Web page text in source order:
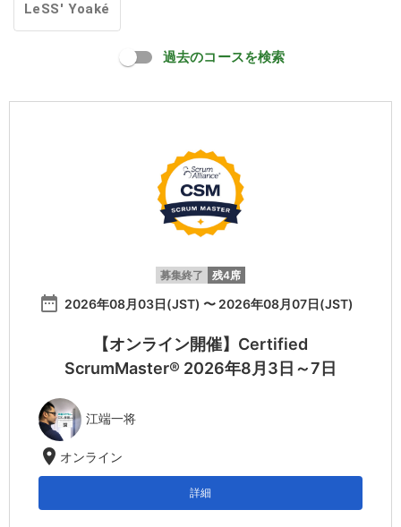
LeSS' Yoaké
過去のコースを検索
募集終了 残4席
date_range 2026年08月03日(JST) 〜 2026年08月07日(JST)
【オンライン開催】Certified
ScrumMaster® 2026年8月3日～7日
江端一将
location_on オンライン
詳細